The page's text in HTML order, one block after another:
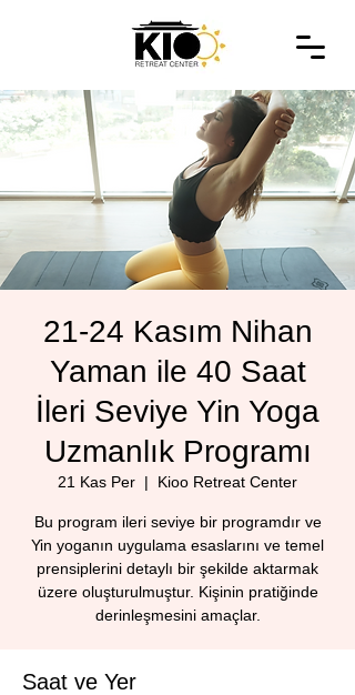
21-24 Kasım Nihan
Yaman ile 40 Saat
İleri Seviye Yin Yoga
Uzmanlık Programı
21 Kas Per
  |
Kioo Retreat Center
Bu program ileri seviye bir programdır ve
Yin yoganın uygulama esaslarını ve temel
prensiplerini detaylı bir şekilde aktarmak
üzere oluşturulmuştur. Kişinin pratiğinde
derinleşmesini amaçlar.
Saat ve Yer